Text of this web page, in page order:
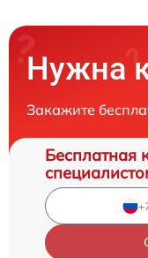
Нужна
Закажите
Бесплатная